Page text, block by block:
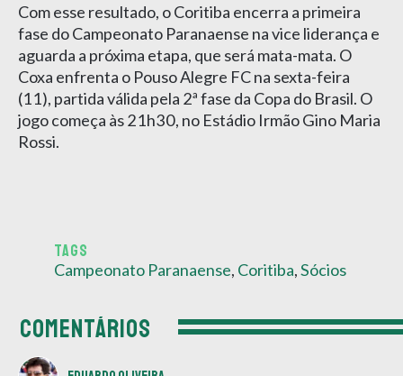
Com esse resultado, o Coritiba encerra a primeira
fase do Campeonato Paranaense na vice liderança e
aguarda a próxima etapa, que será mata-mata. O
Coxa enfrenta o Pouso Alegre FC na sexta-feira
(11), partida válida pela 2ª fase da Copa do Brasil. O
jogo começa às 21h30, no Estádio Irmão Gino Maria
Rossi.
TAGS
Campeonato Paranaense, Coritiba,Sócios
COMENTÁRIOS